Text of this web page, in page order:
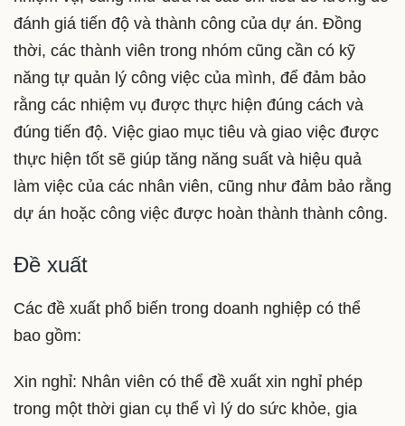
đánh giá tiến độ và thành công của dự án. Đồng
thời, các thành viên trong nhóm cũng cần có kỹ
năng tự quản lý công việc của mình, để đảm bảo
rằng các nhiệm vụ được thực hiện đúng cách và
đúng tiến độ. Việc giao mục tiêu và giao việc được
thực hiện tốt sẽ giúp tăng năng suất và hiệu quả
làm việc của các nhân viên, cũng như đảm bảo rằng
dự án hoặc công việc được hoàn thành thành công.
Đề xuất
Các đề xuất phổ biến trong doanh nghiệp có thể
bao gồm:
Xin nghỉ: Nhân viên có thể đề xuất xin nghỉ phép
trong một thời gian cụ thể vì lý do sức khỏe, gia